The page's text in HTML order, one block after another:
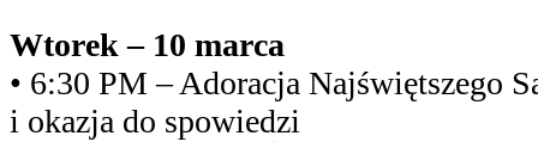
Wtorek – 10 marca
• 6:30 PM – Adoracja Najświętszego
i okazja do spowiedzi